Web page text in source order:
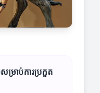
ម្រាប់ការប្រកួត